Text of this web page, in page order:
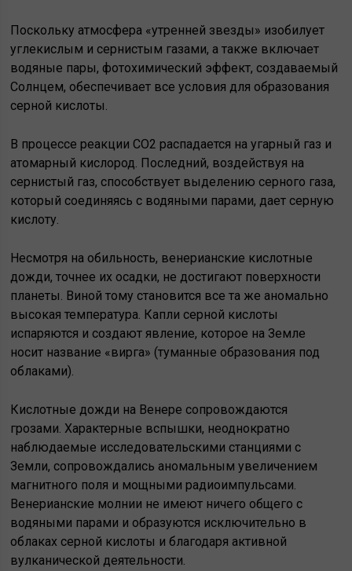
Поскольку атмосфера «утренней звезды» изобилует
углекислым и сернистым газами, а также включает
водяные пары, фотохимический эффект, создаваемый
Солнцем, обеспечивает все условия для образования
серной кислоты.
В процессе реакции CO2 распадается на угарный газ и
атомарный кислород. Последний, воздействуя на
сернистый газ, способствует выделению серного газа,
который соединяясь с водяными парами, дает серную
кислоту.
Несмотря на обильность, венерианские кислотные
дожди, точнее их осадки, не достигают поверхности
планеты. Виной тому становится все та же аномально
высокая температура. Капли серной кислоты
испаряются и создают явление, которое на Земле
носит название «вирга» (туманные образования под
облаками).
Кислотные дожди на Венере сопровождаются
грозами. Характерные вспышки, неоднократно
наблюдаемые исследовательскими станциями с
Земли, сопровождались аномальным увеличением
магнитного поля и мощными радиоимпульсами.
Венерианские молнии не имеют ничего общего с
водяными парами и образуются исключительно в
облаках серной кислоты и благодаря активной
вулканической деятельности.